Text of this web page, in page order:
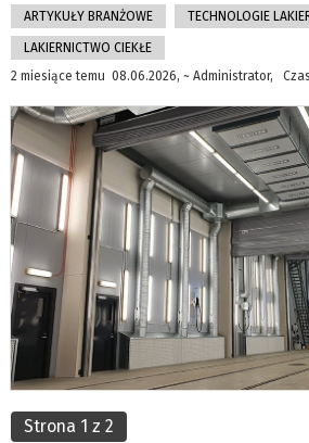
ARTYKUŁY BRANŻOWE TECHNOLOGIE
LAKIERNICTWO CIEKŁE
2 miesiące temu 08.06.2026, ~ Administrator,
Strona 1 z 2